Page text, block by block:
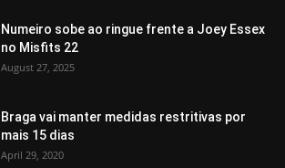
Numeiro sobe ao ringue frente a Joey Essex
no Misfits 22
August 27, 2025
Braga vai manter medidas restritivas por
mais 15 dias
April 29, 2020